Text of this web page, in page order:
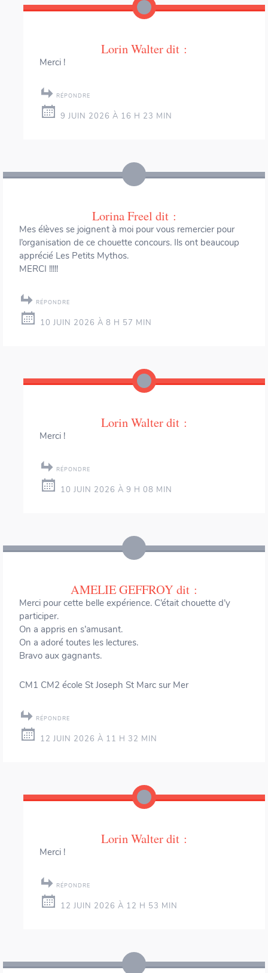
Lorin Walterdit :
Merci !
RÉPONDRE
9 JUIN 2026 À 16 H 23 MIN
Lorina Freel dit :
Mes élèves se joignent à moi pour vous remercier pour
l’organisation de ce chouette concours. Ils ont beaucoup
apprécié Les Petits Mythos.
MERCI !!!!!
RÉPONDRE
10 JUIN 2026 À 8 H 57 MIN
Lorin Walterdit :
Merci !
RÉPONDRE
10 JUIN 2026 À 9 H 08 MIN
AMELIE GEFFROYdit :
Merci pour cette belle expérience. C’était chouette d’y
participer.
On a appris en s’amusant.
On a adoré toutes les lectures.
Bravo aux gagnants.
CM1 CM2 école St Joseph St Marc sur Mer
RÉPONDRE
12 JUIN 2026 À 11 H 32 MIN
Lorin Walterdit :
Merci !
RÉPONDRE
12 JUIN 2026 À 12 H 53 MIN